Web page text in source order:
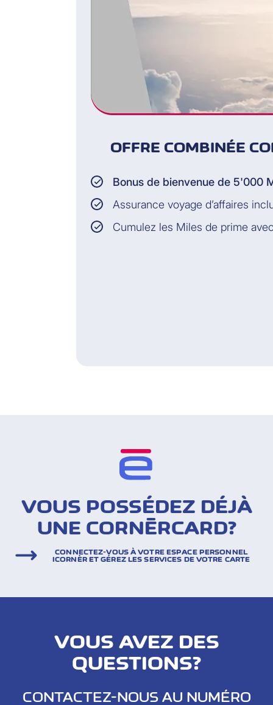
OFFRE COMBINÉE
Bonus de bienvenue de 5'000
Assurance voyage d’affaires
Cumulez les Miles de prime
VOUS POSSÉDEZ DÉJÀ
UNE CORNÈRCARD?
CONNECTEZ-VOUS À VOTRE ESPACE PERSONNEL
ICORNÈR ET GÉREZ LES SERVICES DE VOTRE CARTE
VOUS AVEZ DES
QUESTIONS?
CONTACTEZ-NOUS AU NUMÉRO